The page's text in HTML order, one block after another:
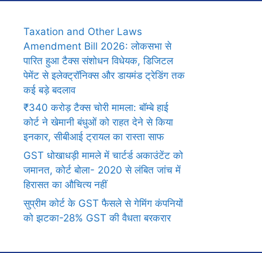
Taxation and Other Laws
Amendment Bill 2026: लोकसभा से
पारित हुआ टैक्स संशोधन विधेयक, डिजिटल
पेमेंट से इलेक्ट्रॉनिक्स और डायमंड ट्रेडिंग तक
कई बड़े बदलाव
₹340 करोड़ टैक्स चोरी मामला: बॉम्बे हाई
कोर्ट ने खेमानी बंधुओं को राहत देने से किया
इनकार, सीबीआई ट्रायल का रास्ता साफ
GST धोखाधड़ी मामले में चार्टर्ड अकाउंटेंट को
जमानत, कोर्ट बोला- 2020 से लंबित जांच में
हिरासत का औचित्य नहीं
सुप्रीम कोर्ट के GST फैसले से गेमिंग कंपनियों
को झटका-28% GST की वैधता बरकरार